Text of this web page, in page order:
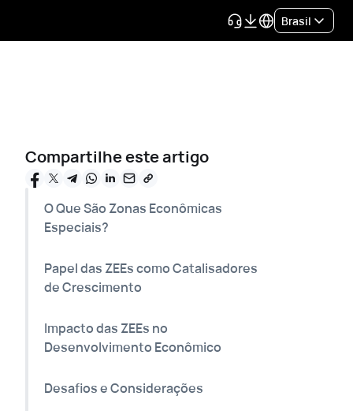
Brasil
Compartilhe este artigo
O Que São Zonas Econômicas
Especiais?
Papel das ZEEs como Catalisadores
de Crescimento
Impacto das ZEEs no
Desenvolvimento Econômico
Desafios e Considerações